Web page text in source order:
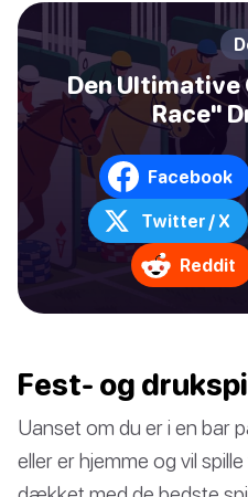
Den Ultimative
Race"
Facebook
Twitter / X
Reddit
Fest- og
Uanset om du er i en bar
eller er hjemme og vil